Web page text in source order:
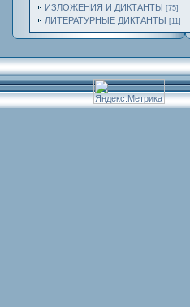
ИЗЛОЖЕНИЯ И ДИКТАНТЫ [75]
ЛИТЕРАТУРНЫЕ ДИКТАНТЫ [11]